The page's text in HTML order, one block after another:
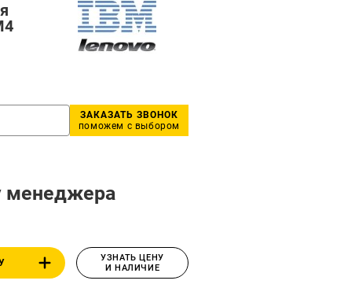
ЗАКАЗАТЬ ЗВОНОК
поможем с выбором
менеджера
УЗНАТЬ ЦЕНУ
И НАЛИЧИЕ